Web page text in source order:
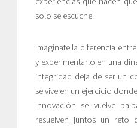
solo se escuche.
Imagínate la diferencia
y experimentarlo en una
integridad deja de ser un
se vive en un ejercicio
innovación se vuelve
resuelven juntos un reto